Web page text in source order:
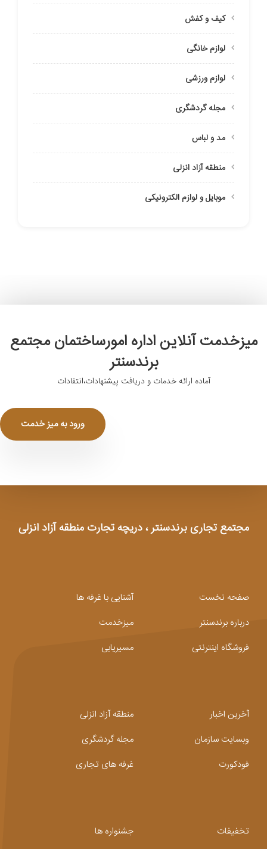
کیف و کفش
لوازم خانگی
لوازم ورزشی
مجله گردشگری
مد و لباس
منطقه آزاد انزلی
موبایل و لوازم الکترونیکی
میزخدمت آنلاین اداره امورساختمان مجتمع
برندسنتر
آماده ارائه خدمات و دریافت پیشنهادات،انتقادات
ورود به میز خدمت
مجتمع تجاری برندسنتر ، دریچه تجارت منطقه آزاد انزلی
صفحه نخست
آشنایی با غرفه ها
درباره برندسنتر
میزخدمت
فروشگاه اینترنتی
مسیریابی
آخرین اخبار
منطقه آزاد انزلی
وبسایت سازمان
مجله گردشگری
فودکورت
غرفه های تجاری
تخفیفات جشنواره ها